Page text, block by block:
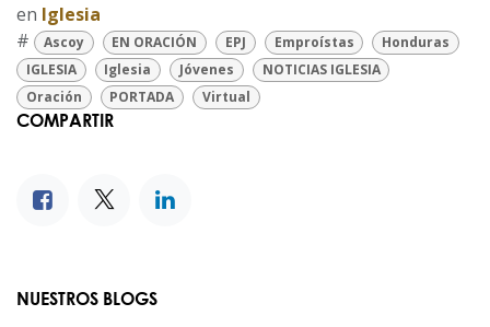
en Iglesia
#
Ascoy EN ORACIÓN EPJ Emproístas
Honduras
IGLESIA
Iglesia Jóvenes
NOTICIAS IGLESIA
Oración
PORTADA Virtual
COMPARTIR
NUESTROS BLOGS